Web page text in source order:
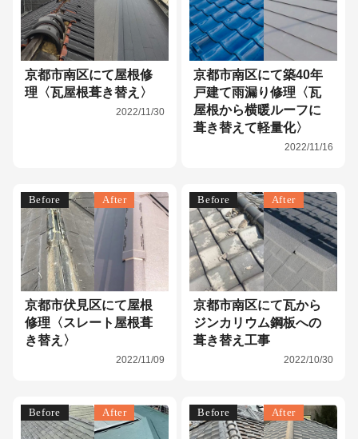
京都市南区にて屋根修
理〈瓦屋根葺き替え〉
2022/11/30
京都市南区にて築40年
戸建て雨漏り修理〈瓦
屋根から横暖ルーフに
葺き替えて軽量化〉
2022/11/16
Before After
京都市伏見区にて屋根
修理〈スレート屋根葺
き替え〉
2022/11/09
Before After
京都市南区にて瓦から
ジンカリウム鋼板への
葺き替え工事
2022/10/30
Before After Before After